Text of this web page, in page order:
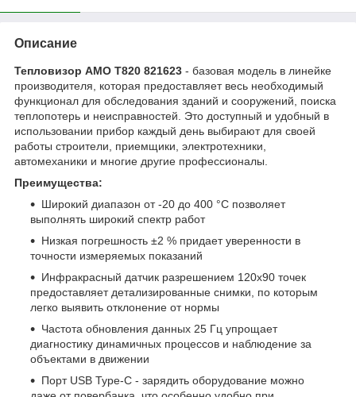
Описание
Тепловизор AMO T820 821623 - базовая модель в линейке
производителя, которая предоставляет весь необходимый
функционал для обследования зданий и сооружений, поиска
теплопотерь и неисправностей. Это доступный и удобный в
использовании прибор каждый день выбирают для своей
работы строители, приемщики, электротехники,
автомеханики и многие другие профессионалы.
Преимущества:
Широкий диапазон от -20 до 400 °С позволяет
выполнять широкий спектр работ
Низкая погрешность ±2 % придает уверенности в
точности измеряемых показаний
Инфракрасный датчик разрешением 120х90 точек
предоставляет детализированные снимки, по которым
легко выявить отклонение от нормы
Частота обновления данных 25 Гц упрощает
диагностику динамичных процессов и наблюдение за
объектами в движении
Порт USB Type-C - зарядить оборудование можно